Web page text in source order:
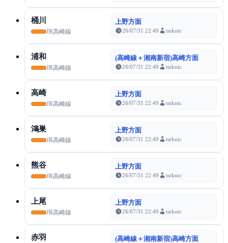
桶川
JR高崎線
上野方面
26/07/31 22:49 tsrknic
浦和
JR高崎線
(高崎線＋湘南新宿)高崎方面
26/07/31 22:49 tsrknic
高崎
JR高崎線
上野方面
26/07/31 22:49 tsrknic
鴻巣
JR高崎線
上野方面
26/07/31 22:49 tsrknic
熊谷
JR高崎線
上野方面
26/07/31 22:49 tsrknic
上尾
JR高崎線
上野方面
26/07/31 22:49 tsrknic
赤羽 (高崎線＋湘南新宿)高崎方面